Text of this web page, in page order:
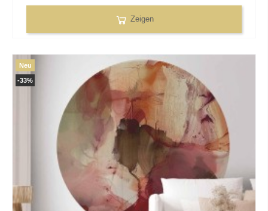
Zeigen
-33%
Neu